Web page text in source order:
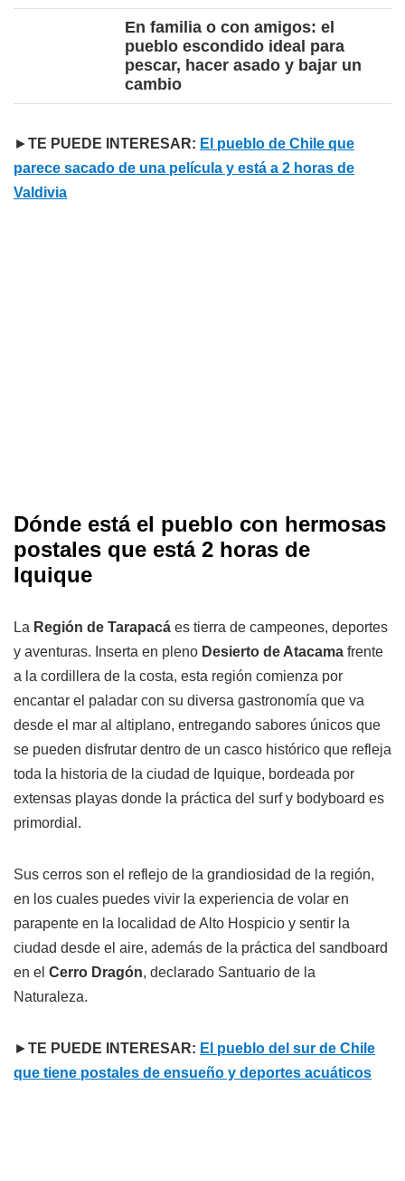
En familia o con amigos: el
pueblo escondido ideal para
pescar, hacer asado y bajar un
cambio
►TE PUEDE INTERESAR: El pueblo de Chile que
parece sacado de una película y está a 2 horas de
Valdivia
Dónde está el pueblo con hermosas
postales que está 2 horas de
Iquique
La Región de Tarapacá es tierra de campeones, deportes
y aventuras. Inserta en pleno Desierto de Atacama frente
a la cordillera de la costa, esta región comienza por
encantar el paladar con su diversa gastronomía que va
desde el mar al altiplano, entregando sabores únicos que
se pueden disfrutar dentro de un casco histórico que refleja
toda la historia de la ciudad de Iquique, bordeada por
extensas playas donde la práctica del surf y bodyboard es
primordial.
Sus cerros son el reflejo de la grandiosidad de la región,
en los cuales puedes vivir la experiencia de volar en
parapente en la localidad de Alto Hospicio y sentir la
ciudad desde el aire, además de la práctica del sandboard
en el Cerro Dragón, declarado Santuario de la
Naturaleza.
►TE PUEDE INTERESAR: El pueblo del sur de Chile
que tiene postales de ensueño y deportes acuáticos